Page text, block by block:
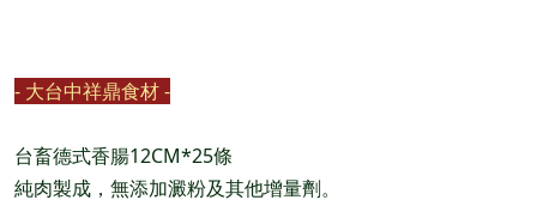
- 大台中祥鼎食材 -
台畜德式香腸12CM*25條
純肉製成，無添加澱粉及其他增量劑。